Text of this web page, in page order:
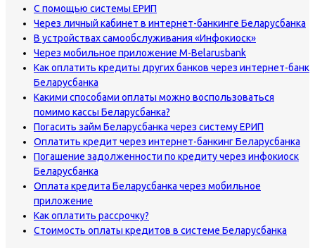
С помощью системы ЕРИП
Через личный кабинет в интернет-банкинге Беларусбанка
В устройствах самообслуживания «Инфокиоск»
Через мобильное приложение M-Belarusbank
Как оплатить кредиты других банков через интернет-банк
Беларусбанка
Какими способами оплаты можно воспользоваться
помимо кассы Беларусбанка?
Погасить займ Беларусбанка через систему ЕРИП
Оплатить кредит через интернет-банкинг Беларусбанка
Погашение задолженности по кредиту через инфокиоск
Беларусбанка
Оплата кредита Беларусбанка через мобильное
приложение
Как оплатить рассрочку?
Стоимость оплаты кредитов в системе Беларусбанка